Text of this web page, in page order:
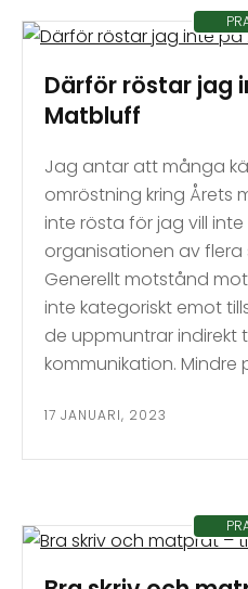
Därför röstar jag
Matbluff
Jag antar att många
omröstning kring Årets
inte rösta för jag vill
organisationen av flera
Generellt motstånd
inte kategoriskt emot
de uppmuntrar indirekt
kommunikation.
17 JANUARI, 2023